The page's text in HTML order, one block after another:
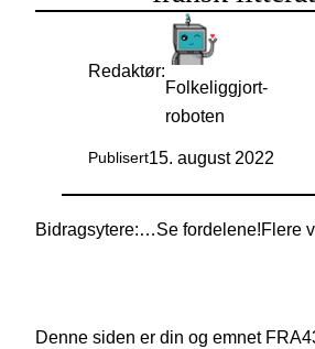
Redaktør:
Folkeliggjort-
roboten
Publisert15. august 2022
Bidragsytere: Se fordelene!Flere
Denne siden er din og emnet